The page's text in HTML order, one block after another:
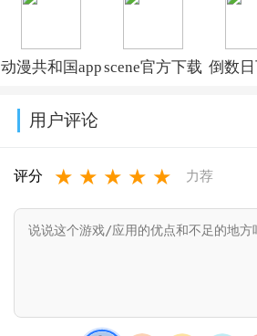
装新版本 免费下载安装 调音
动漫共和国appscene官方下载 倒数
用户评论
评分 ★ ★ ★ ★ ★ 力荐